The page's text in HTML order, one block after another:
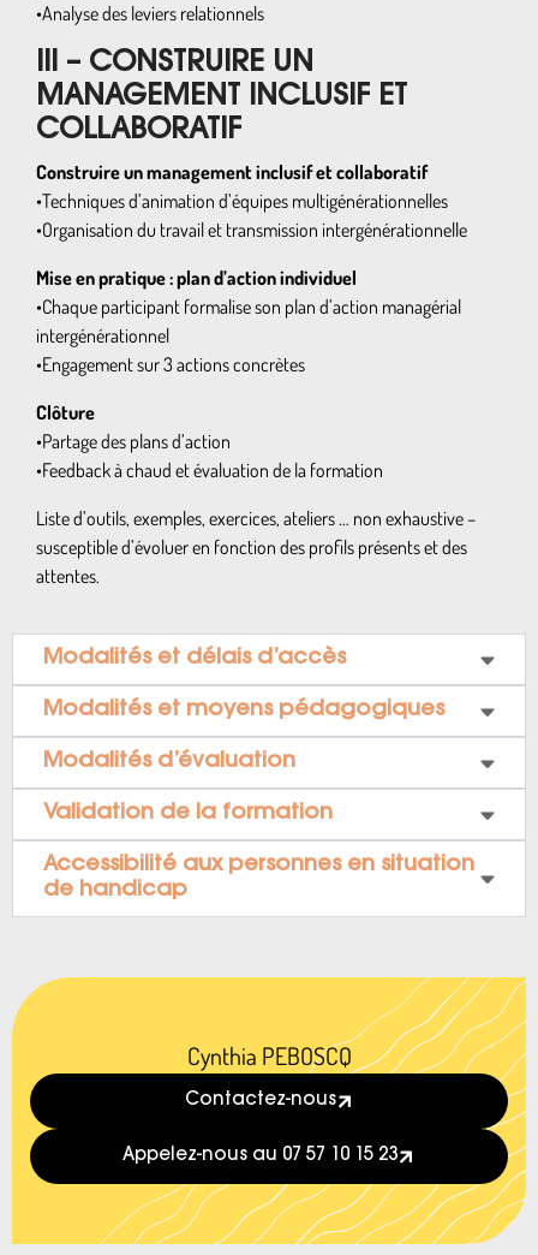
•Analyse des leviers relationnels
III – CONSTRUIRE UN
MANAGEMENT INCLUSIF ET
COLLABORATIF
Construire un management inclusif et collaboratif
•Techniques d’animation d’équipes multigénérationnelles
•Organisation du travail et transmission intergénérationnelle
Mise en pratique : plan d’action individuel
•Chaque participant formalise son plan d’action managérial
intergénérationnel
•Engagement sur 3 actions concrètes
Clôture
•Partage des plans d’action
•Feedback à chaud et évaluation de la formation
Liste d’outils, exemples, exercices, ateliers … non exhaustive –
susceptible d’évoluer en fonction des profils présents et des
attentes.
Modalités et délais d’accès
Modalités et moyens pédagogiques
Modalités d’évaluation
Validation de la formation
Accessibilité aux personnes en situation
de handicap
Cynthia PEBOSCQ
Contactez-nous
Appelez-nous au 07 57 10 15 23